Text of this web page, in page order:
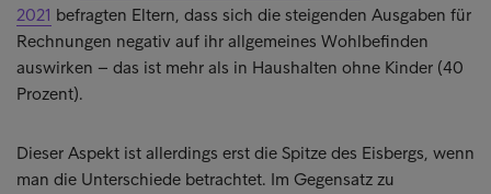
2021 befragten Eltern, dass sich die steigenden Ausgaben für
Rechnungen negativ auf ihr allgemeines Wohlbefinden
auswirken – das ist mehr als in Haushalten ohne Kinder (40
Prozent).
Dieser Aspekt ist allerdings erst die Spitze des Eisbergs, wenn
man die Unterschiede betrachtet. Im Gegensatz zu